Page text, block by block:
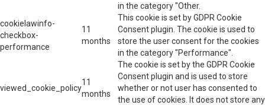
in the category "Other.
cookielawinfo-
checkbox-
performance
11
months
This cookie is set by GDPR Cookie
Consent plugin. The cookie is used to
store the user consent for the cookies
in the category "Performance".
viewed_cookie_policy
11
months
The cookie is set by the GDPR Cookie
Consent plugin and is used to store
whether or not user has consented to
the use of cookies. It does not store any